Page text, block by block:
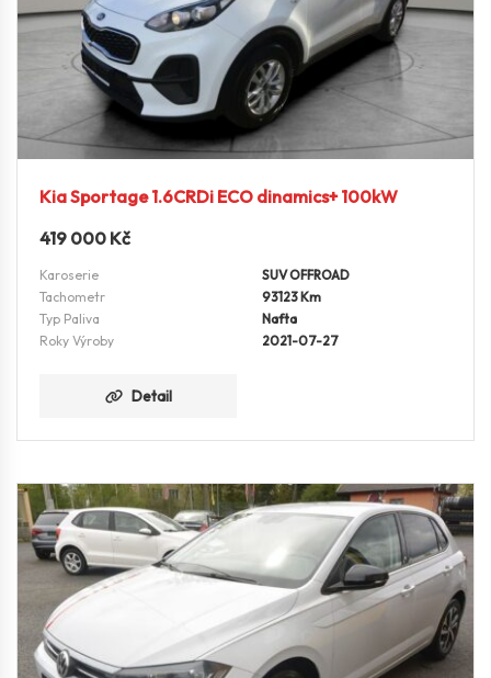
Kia Sportage 1.6CRDi ECO dinamics+ 100kW
419 000 Kč
Karoserie
SUV OFFROAD
Tachometr
93123 Km
Typ Paliva
Nafta
Roky Výroby
2021-07-27
Detail